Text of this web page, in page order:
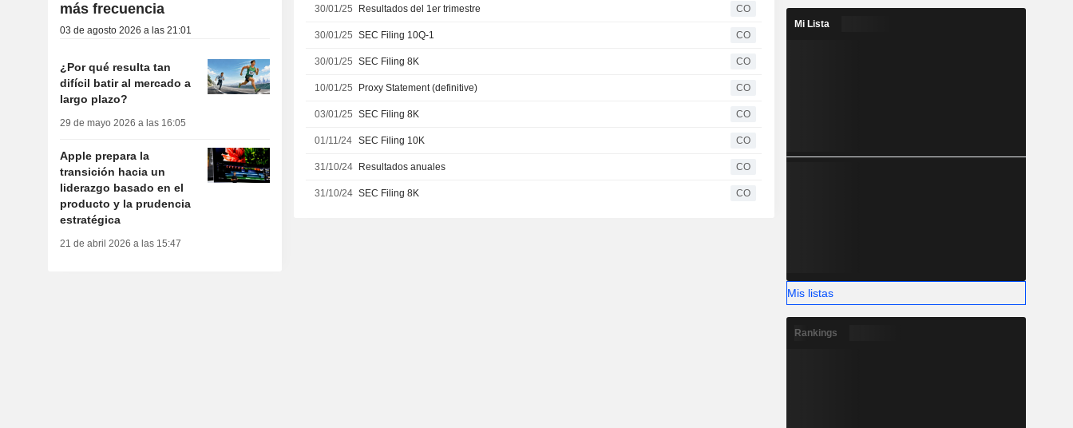
30/01/25 Resultados del 1er trimestre CO
30/01/25 SEC Filing 10Q-1 CO
30/01/25 SEC Filing 8K CO
10/01/25 Proxy Statement (definitive) CO
03/01/25 SEC Filing 8K CO
01/11/24 SEC Filing 10K CO
31/10/24 Resultados anuales CO
31/10/24 SEC Filing 8K CO
más frecuencia
03 de agosto 2026 a las 21:01
¿Por qué resulta tan
difícil batir al mercado a
largo plazo?
29 de mayo 2026 a las 16:05
Apple prepara la
transición hacia un
liderazgo basado en el
producto y la prudencia
estratégica
21 de abril 2026 a las 15:47
Mi Lista
Mis listas
Rankings